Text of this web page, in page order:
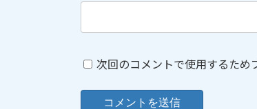
次回のコメントで使用するため